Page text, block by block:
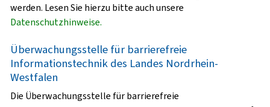
werden. Lesen Sie hierzu bitte auch unsere
Datenschutzhinweise.
Überwachungsstelle für barrierefreie
Informationstechnik des Landes Nordrhein-
Westfalen
Die Überwachungsstelle für barrierefreie